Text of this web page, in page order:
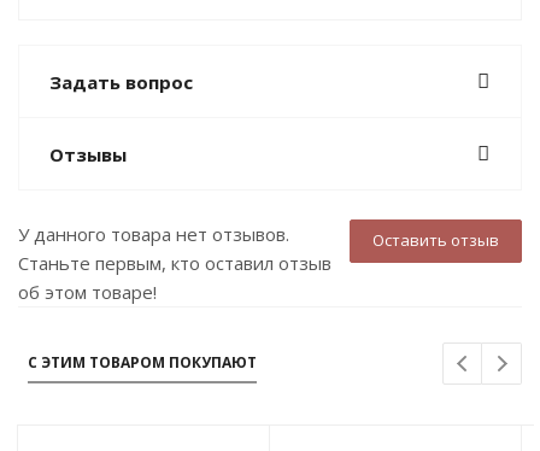
Задать вопрос
Отзывы
Оставить отзыв
У данного товара нет отзывов.
Станьте первым, кто оставил отзыв
об этом товаре!
С ЭТИМ ТОВАРОМ ПОКУПАЮТ